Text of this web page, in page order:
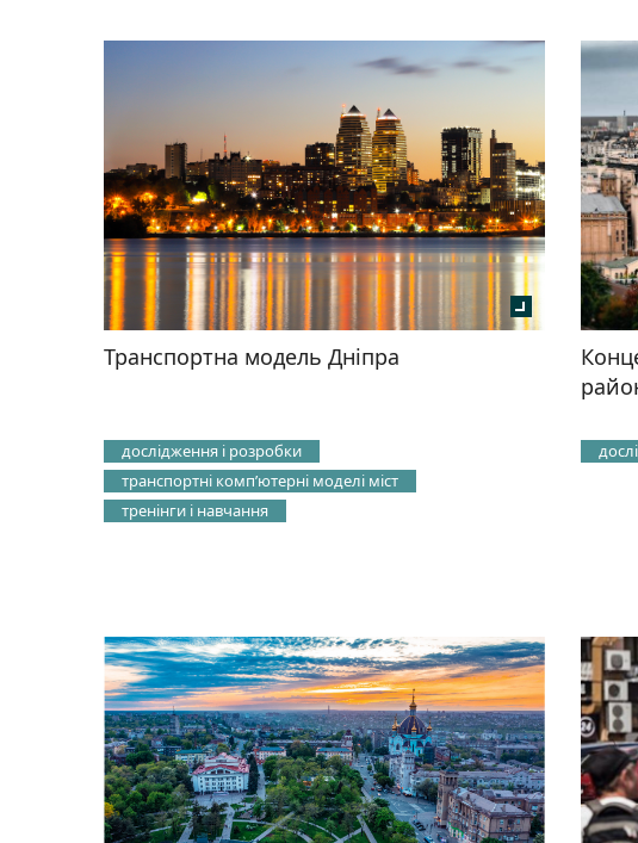
Транспортна модель Дніпра
дослідження і розробки
транспортні компʼютерні моделі міст
тренінги і навчання